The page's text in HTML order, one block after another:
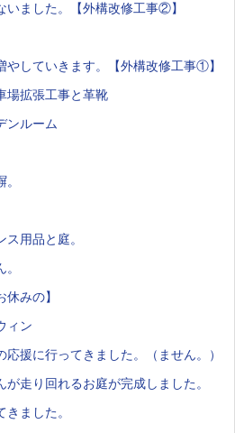
いました。【外構改修工事②】
やしていきます。【外構改修工事①】
場拡張工事と革靴
ンルーム
用品と庭。
みの】
ィン
援に行ってきました。（ません。）
走り回れるお庭が完成しました。
ました。